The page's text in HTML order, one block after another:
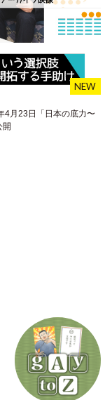
4月23日「日本の底力〜
開